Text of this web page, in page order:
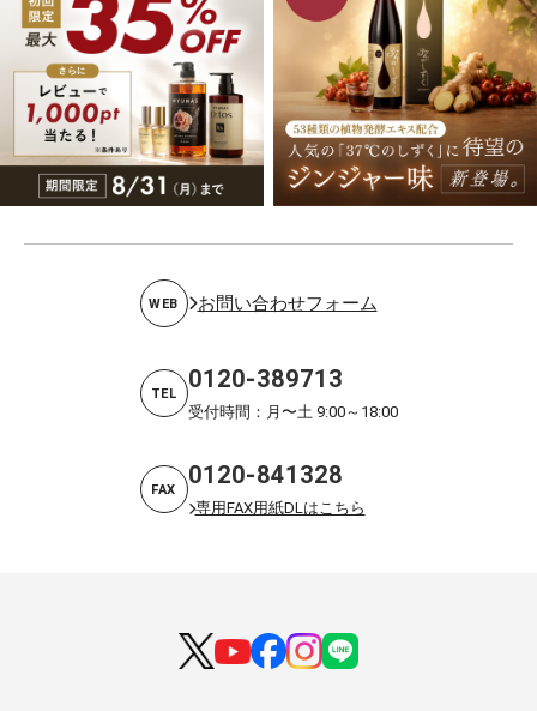
WEB お問い合わせフォーム
TEL 0120-389713
受付時間：月〜土 9:00～18:00
FAX 0120-841328
専用FAX用紙DLはこちら